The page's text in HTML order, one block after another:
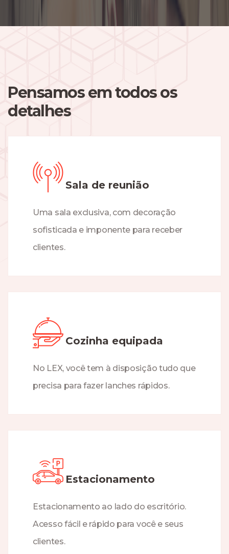
Pensamos em todos os
detalhes
Sala de reunião
Uma sala exclusiva, com decoração
sofisticada e imponente para receber
clientes.
Cozinha equipada
No LEX, você tem à disposição tudo que
precisa para fazer lanches rápidos.
Estacionamento
Estacionamento ao lado do escritório.
Acesso fácil e rápido para você e seus
clientes.